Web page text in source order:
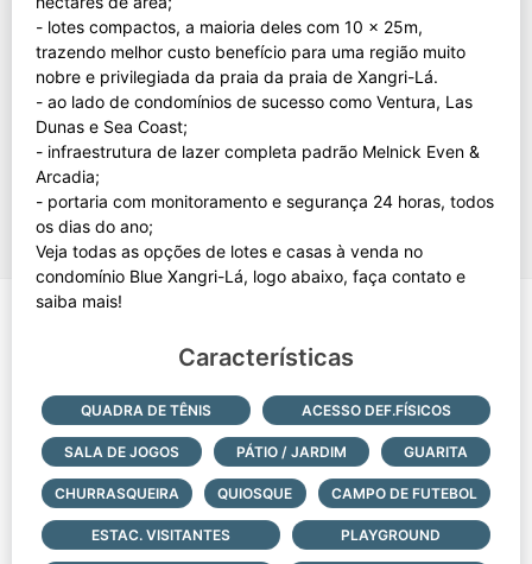
- lotes compactos, a maioria deles com 10 x 25m,
trazendo melhor custo benefício para uma região muito
nobre e privilegiada da praia da praia de Xangri-Lá.
- ao lado de condomínios de sucesso como Ventura, Las
Dunas e Sea Coast;
- infraestrutura de lazer completa padrão Melnick Even &
Arcadia;
- portaria com monitoramento e segurança 24 horas, todos
os dias do ano;
Veja todas as opções de lotes e casas à venda no
condomínio Blue Xangri-Lá, logo abaixo, faça contato e
Características
QUADRA DE TÊNIS ACESSO DEF.FÍSICOS
SALA DE JOGOS PÁTIO / JARDIM GUARITA
CHURRASQUEIRA QUIOSQUE CAMPO DE FUTEBOL
ESTAC. VISITANTES PLAYGROUND